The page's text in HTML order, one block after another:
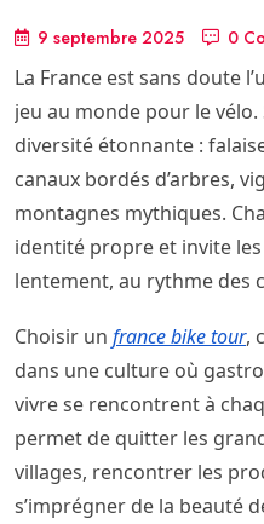
9 septembre 2025 0
La France est sans doute
jeu au monde pour le vélo.
diversité étonnante :
canaux bordés d’arbres,
montagnes mythiques.
identité propre et invite
lentement, au rythme des
Choisir un france bike tour,
dans une culture où
vivre se rencontrent à
permet de quitter les
villages, rencontrer les
s’imprégner de la beauté